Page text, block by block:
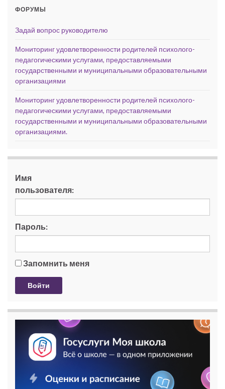
ФОРУМЫ
Задай вопрос руководителю
Мониторинг удовлетворенности родителей психолого-
педагогическими услугами, предоставляемыми
государственными и муниципальными образовательными
организациями
Мониторинг удовлетворенности родителей психолого-
педагогическими услугами, предоставляемыми
государственными и муниципальными образовательными
организациями.
Имя
пользователя:
Пароль:
Запомнить меня
Войти